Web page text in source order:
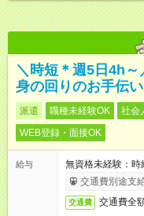
＼時短＊週5日4h～
身の回りのお手伝い
派遣 職種未経験OK 社会
WEB登録・面接OK
給与
無資格未経験：
交通費別途支
交通費 交通費全